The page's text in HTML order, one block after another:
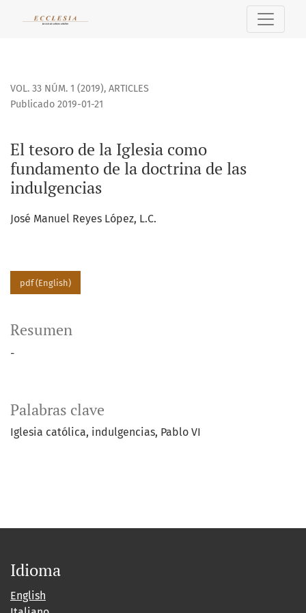
El tesoro de la Iglesia como fundamento de la doctrina de
VOL. 33 NÚM. 1 (2019), ARTICLES
El tesoro de la Iglesia como
fundamento de la doctrina de las
indulgencias
Publicado 2019-01-21
José Manuel Reyes López, L.C.
pdf (English)
Palabras clave
Iglesia católica indulgencias Pablo VI
Resumen
-
Idioma
English